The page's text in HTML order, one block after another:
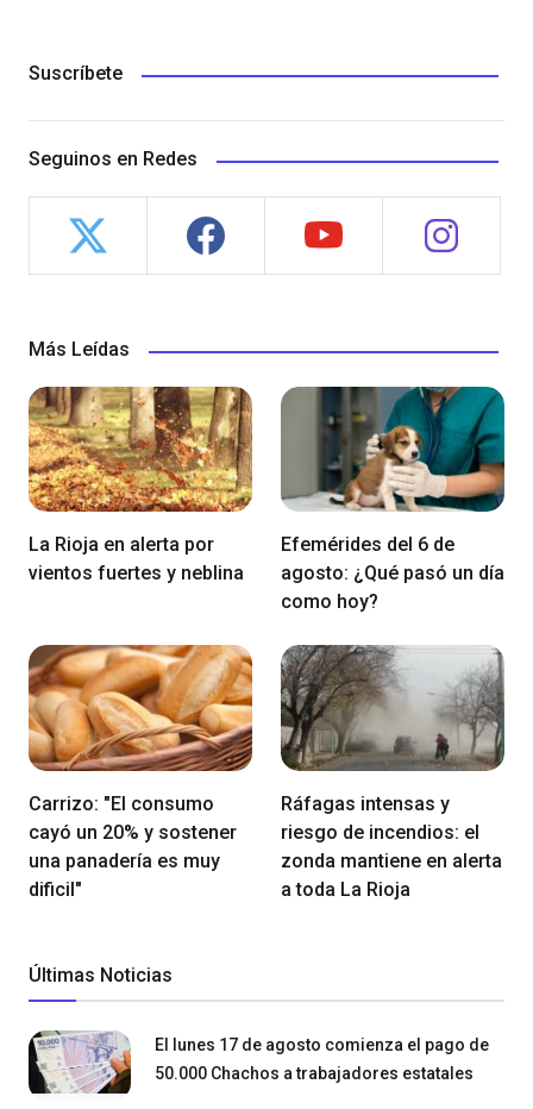
Suscríbete
Seguinos en Redes
Más Leídas
La Rioja en alerta por
vientos fuertes y neblina
Efemérides del 6 de
agosto: ¿Qué pasó un día
como hoy?
Carrizo: "El consumo
cayó un 20% y sostener
una panadería es muy
dificil"
Ráfagas intensas y
riesgo de incendios: el
zonda mantiene en alerta
a toda La Rioja
Últimas Noticias
El lunes 17 de agosto comienza el pago de
50.000 Chachos a trabajadores estatales